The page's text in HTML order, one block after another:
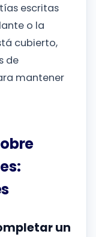
escritas
o la
cubierto,
de
mantener
un